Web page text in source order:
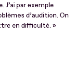
par exemple
d’audition. On
en difficulté. »